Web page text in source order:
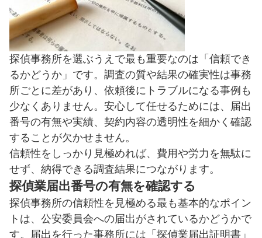
探偵事務所を選ぶうえで最も重要なのは「信頼でき
るかどうか」です。調査の質や結果の確実性は事務
所ごとに差があり、依頼後にトラブルになる事例も
少なくありません。安心して任せるためには、届出
番号の有無や実績、契約内容の透明性を細かく確認
することが欠かせません。
信頼性をしっかり見極めれば、費用や労力を無駄に
せず、納得できる調査結果につながります。
探偵業届出番号の有無を確認する
探偵事務所の信頼性を見極める最も基本的なポイン
トは、公安委員会への届出がされているかどうかで
す。届出を行った事務所には「探偵業届出証明書」